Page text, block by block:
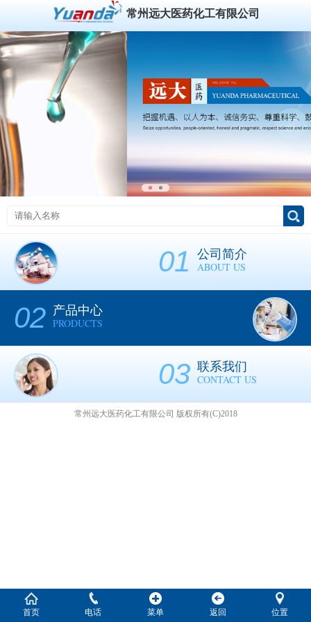
常州远大医药化工有限公司
01 公司简介
ABOUT US
02 产品中心
PRODUCTS
03 联系我们
CONTACT US
常州远大医药化工有限公司 版权所有(C)2018
首页 电话 菜单 返回 位置